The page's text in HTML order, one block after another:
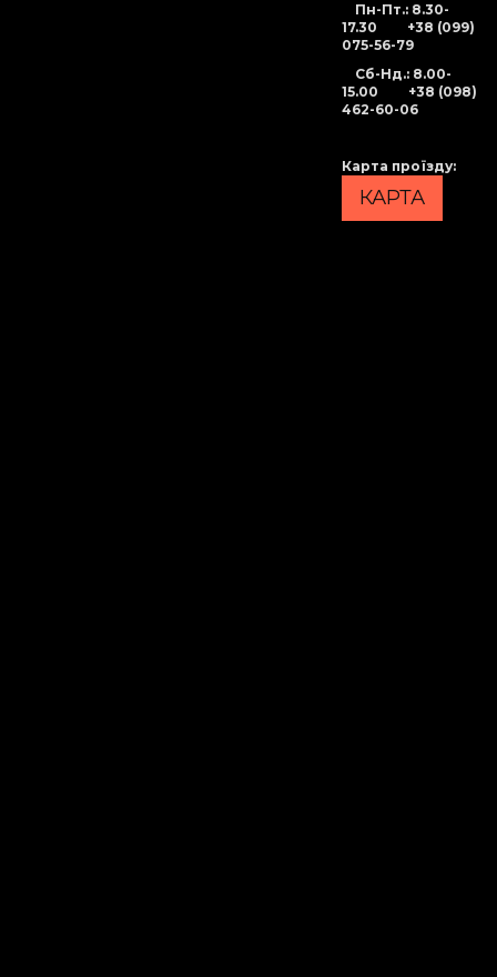
Пн-Пт.: 8.30-
17.30 +38 (099)
075-56-79
Сб-Нд.: 8.00-
15.00 +38 (098)
462-60-06
Карта проїзду:
КАРТА